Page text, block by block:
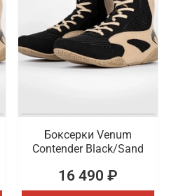
Боксерки Venum
Contender Black/Sand
16 490 ₽